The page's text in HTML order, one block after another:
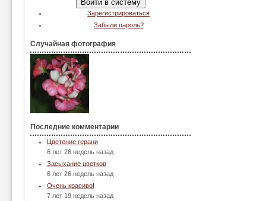
Зарегистрироваться
Забыли пароль?
Случайная фотография
Последние комментарии
Цветение герани
6 лет 26 недель назад
Засыхание цветков
6 лет 26 недель назад
Очень красиво!
7 лет 19 недель назад